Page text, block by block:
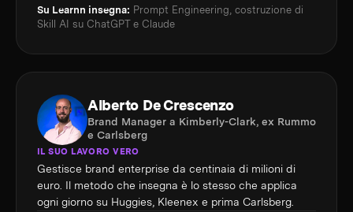
Su Learnn insegna: Prompt Engineering, costruzione di
Skill AI su ChatGPT e Claude
Alberto De Crescenzo
Brand Manager a Kimberly-Clark, ex Rummo
e Carlsberg
IL SUO LAVORO VERO
Gestisce brand enterprise da centinaia di milioni di
euro. Il metodo che insegna è lo stesso che applica
ogni giorno su Huggies, Kleenex e prima Carlsberg.